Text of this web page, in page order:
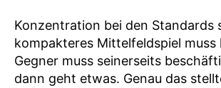
Konzentration bei den Standards
kompakteres Mittelfeldspiel muss
Gegner muss seinerseits
dann geht etwas. Genau das